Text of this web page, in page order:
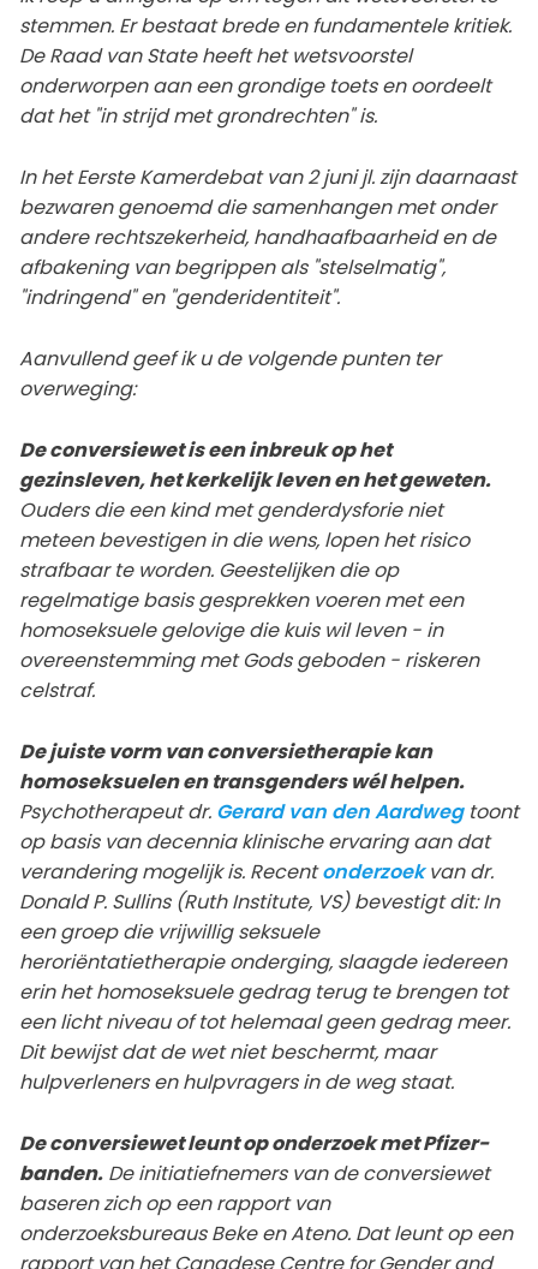
stemmen. Er bestaat brede en fundamentele kritiek.
De Raad van State heeft het wetsvoorstel
onderworpen aan een grondige toets en oordeelt
dat het "in strijd met grondrechten" is.
In het Eerste Kamerdebat van 2 juni jl. zijn daarnaast
bezwaren genoemd die samenhangen met onder
andere rechtszekerheid, handhaafbaarheid en de
afbakening van begrippen als "stelselmatig",
"indringend" en "genderidentiteit".
Aanvullend geef ik u de volgende punten ter
overweging:
De conversiewet is een inbreuk op het
gezinsleven, het kerkelijk leven en het geweten.
Ouders die een kind met genderdysforie niet
meteen bevestigen in die wens, lopen het risico
strafbaar te worden. Geestelijken die op
regelmatige basis gesprekken voeren met een
homoseksuele gelovige die kuis wil leven - in
overeenstemming met Gods geboden - riskeren
celstraf.
De juiste vorm van conversietherapie kan
homoseksuelen en transgenders wél helpen.
Psychotherapeut dr. Gerard van den Aardwegtoont
op basis van decennia klinische ervaring aan dat
verandering mogelijk is. Recentonderzoekvan dr.
Donald P. Sullins (Ruth Institute, VS) bevestigt dit: In
een groep die vrijwillig seksuele
heroriëntatietherapie onderging, slaagde iedereen
erin het homoseksuele gedrag terug te brengen tot
een licht niveau of tot helemaal geen gedrag meer.
Dit bewijst dat de wet niet beschermt, maar
hulpverleners en hulpvragers in de weg staat.
De conversiewet leunt op onderzoek met Pfizer-
banden. De initiatiefnemers van de conversiewet
baseren zich op een rapport van
onderzoeksbureaus Beke en Ateno. Dat leunt op een